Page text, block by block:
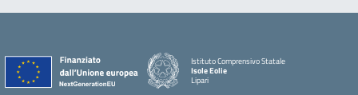
Istituto Comprensivo Statale
Isole Eolie
Lipari